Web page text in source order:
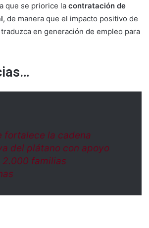
que se priorice la contratación de
, de manera que el impacto positivo de
en generación de empleo para
fortalece la cadena
del plátano con apoyo
2.000 familias